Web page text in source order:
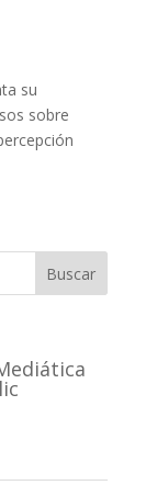
su
sobre
Buscar